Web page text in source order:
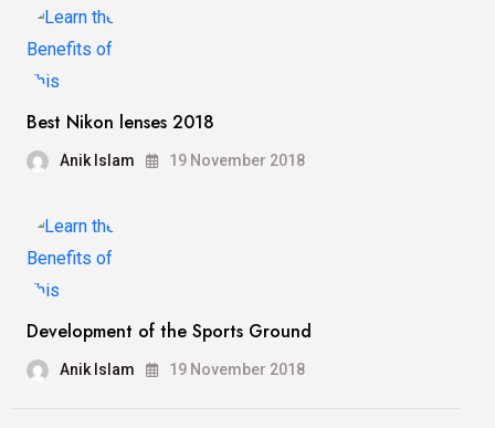
Best Nikon lenses 2018
Anik Islam 19 November 2018
Development of the Sports Ground
Anik Islam 19 November 2018